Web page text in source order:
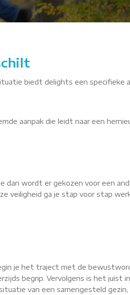
biedt delights een specifieke
aanpak die leidt naar een
wordt er gekozen voor een
veiligheid ga je stap voor stap
je het traject met de
begrip. Vervolgens is het juist
van een samengesteld